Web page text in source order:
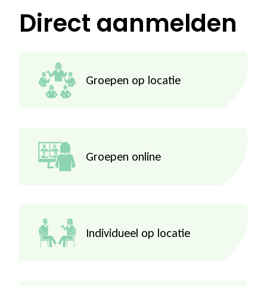
Direct aanmelden
Groepen op locatie
Groepen online
Individueel op locatie